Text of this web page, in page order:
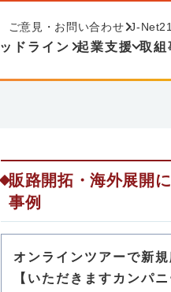
ドライン 起業支援 取組
ご意見・お問い合わせ J-
販路開拓・海外展開
事例
オンラインツアーで新
【いただきますカンパ